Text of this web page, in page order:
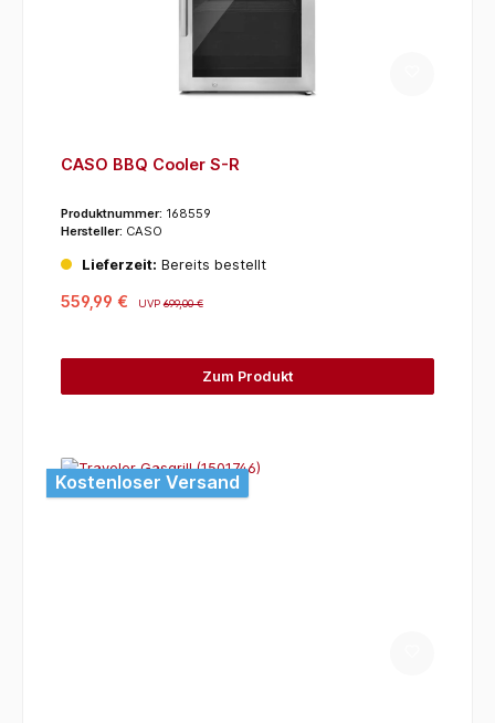
CASO BBQ Cooler S-R
Produktnummer: 168559
Hersteller: CASO
Lieferzeit: Bereits bestellt
559,99 € UVP699,00 €
Zum Produkt
Kostenloser Versand